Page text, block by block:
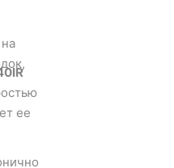
в
图片
ее